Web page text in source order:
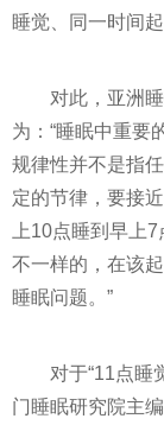
睡觉、同一时间起
对此，亚洲
为：“睡眠中重要
规律性并不是指
定的节律，要接
上10点睡到早上
不一样的，在该
睡眠问题。”
对于“11点睡
门睡眠研究院主